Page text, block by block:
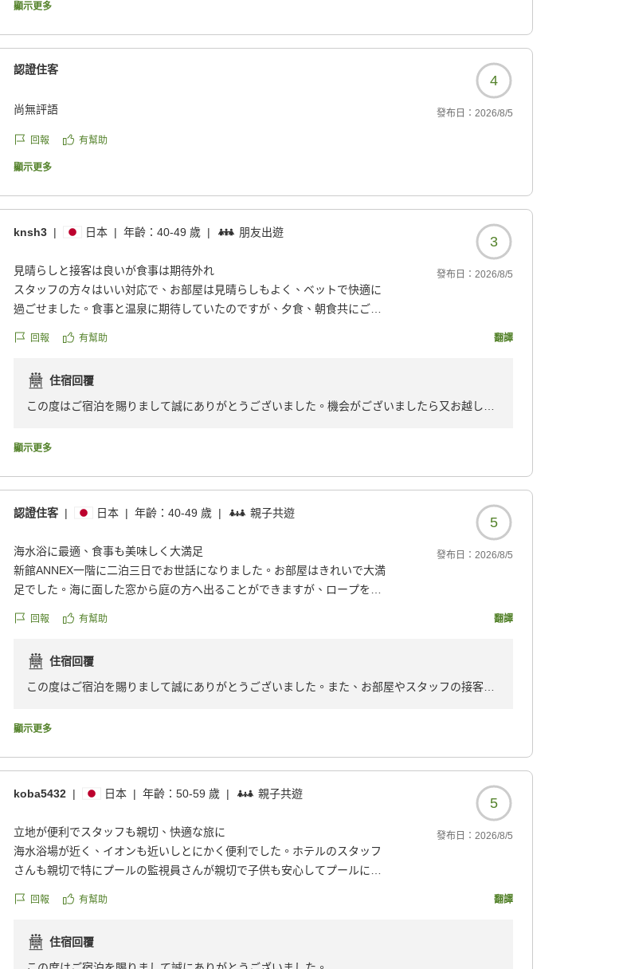
顯示更多
認證住客
4
尚無評語 發布日： 2026/8/5
回報 有幫助
顯示更多
knsh3 | 日本 | 年齡：40-49 歲 | 朋友出遊
3
見晴らしと接客は良いが食事は期待外れ
スタッフの方々はいい対応で、お部屋は見晴らしもよく、ベットで快適に
過ごせました。食事と温泉に期待していたのですが、夕食、朝食共にご飯
が、疲れは取れた気がします。海に近く、プールに入りたい方は、場所が
クチコミの詳細はこちらから
https://review.travel.rakuten.co.jp/hotel/voice/30113?
發布日： 2026/8/5
回報 有幫助 翻譯
住宿回覆
この度はご宿泊を賜りまして誠にありがとうございました。機会がございましたら又お越しく
顯示更多
認證住客 | 日本 | 年齡：40-49 歲 | 親子共遊
5
海水浴に最適、食事も美味しく大満足
新館ANNEX一階に二泊三日でお世話になりました。お部屋はきれいで大満
足でした。海に面した窓から庭の方へ出ることができますが、ロープを張
水機もあったので、連日の海水浴でも快適に過ごせました。2日目の昼前に
清掃の時間だったのですが、タオルを余分にいただいて、とても助かりま
した。こちらの都合に合わせて食事の時間のご相談にのっていただけまし
寧に接客されていて、安心して過ごせるホテルです。ありがとうございま
クチコミの詳細はこちらから
reviewId=33123478424109
發布日： 2026/8/5
回報 有幫助 翻譯
住宿回覆
この度はご宿泊を賜りまして誠にありがとうございました。また、お部屋やスタッフの接客、
お客様にお泊り頂きましたアネックス館のエグゼクティブルームは51平方メートルと広く椰子
機会がございましたら又お越しくださいませ。またお会いできるのを楽しみにしております。
顯示更多
koba5432 | 日本 | 年齡：50-59 歲 | 親子共遊
5
立地が便利でスタッフも親切、快適な旅に
海水浴場が近く、イオンも近いしとにかく便利でした。ホテルのスタッフ
さんも親切で特にプールの監視員さんが親切で子供も安心してプールに入
なりました。ありがとうございます。
https://review.travel.rakuten.co.jp/hotel/voice/30113?
reviewId=33123478420972
發布日： 2026/8/5
回報 有幫助 翻譯
住宿回覆